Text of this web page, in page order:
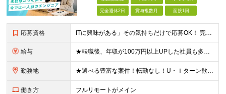
完全週休2日 賞与複数月 面接1回
応募資格 ITに興味がある」その気持ちだけで応募OK！ 完全未経験OK！人柄採用！ ◆未経験歓迎 ◆学歴不問、文系理系不問 ◆第二新卒歓迎 ★経験や知識よりも、あなたの「挑戦したい」という気持ちを重視します
給与 ★転職後、年収が100万円以上UPした社員も多数！ 【未経験者】 月給27.5万円＋諸手当＋賞与 【経験者】※実務3年以上を想定 月給30万円以上＋諸手当＋賞与 ※経験やスキルに応じて決定します
勤務地 ★選べる豊富な案件！転勤なし！U・Ｉターン歓迎！ ★フルリモート案件あり！ 東京、神奈川、埼玉、千葉、愛知、大阪、兵庫、京都、広島、福岡をはじめとする全国各地のプロジェクト先。 プライム上場、グロ
働き方 フルリモートがメイン